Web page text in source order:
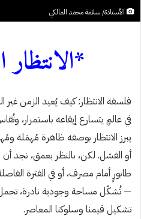
الأستاذة/ سلامة محمد المالكي
فلسفة الانتظار: كيف يُعيد الزمن
في عالمٍ يتسارع إيقاعه باستمرار،
يبرز الانتظار بوصفه ظاهرة مُهمَلة
أو الفشل. لكن، بالنظر بعمق، نجد أن
طابورٍ أمام مصرف، أو في الفترة
— تُشكّل مساحة وجودية نادرة،
تشكيل قيمنا وسلوكنا المعاصر.